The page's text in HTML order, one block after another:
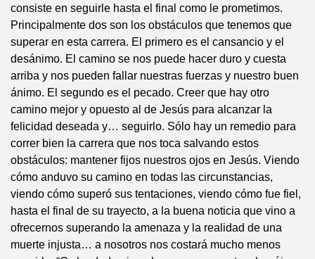
consiste en seguirle hasta el final como le prometimos.
Principalmente dos son los obstáculos que tenemos que
superar en esta carrera. El primero es el cansancio y el
desánimo. El camino se nos puede hacer duro y cuesta
arriba y nos pueden fallar nuestras fuerzas y nuestro buen
ánimo. El segundo es el pecado. Creer que hay otro
camino mejor y opuesto al de Jesús para alcanzar la
felicidad deseada y… seguirlo. Sólo hay un remedio para
correr bien la carrera que nos toca salvando estos
obstáculos: mantener fijos nuestros ojos en Jesús. Viendo
cómo anduvo su camino en todas las circunstancias,
viendo cómo superó sus tentaciones, viendo cómo fue fiel,
hasta el final de su trayecto, a la buena noticia que vino a
ofrecernos superando la amenaza y la realidad de una
muerte injusta… a nosotros nos costará mucho menos